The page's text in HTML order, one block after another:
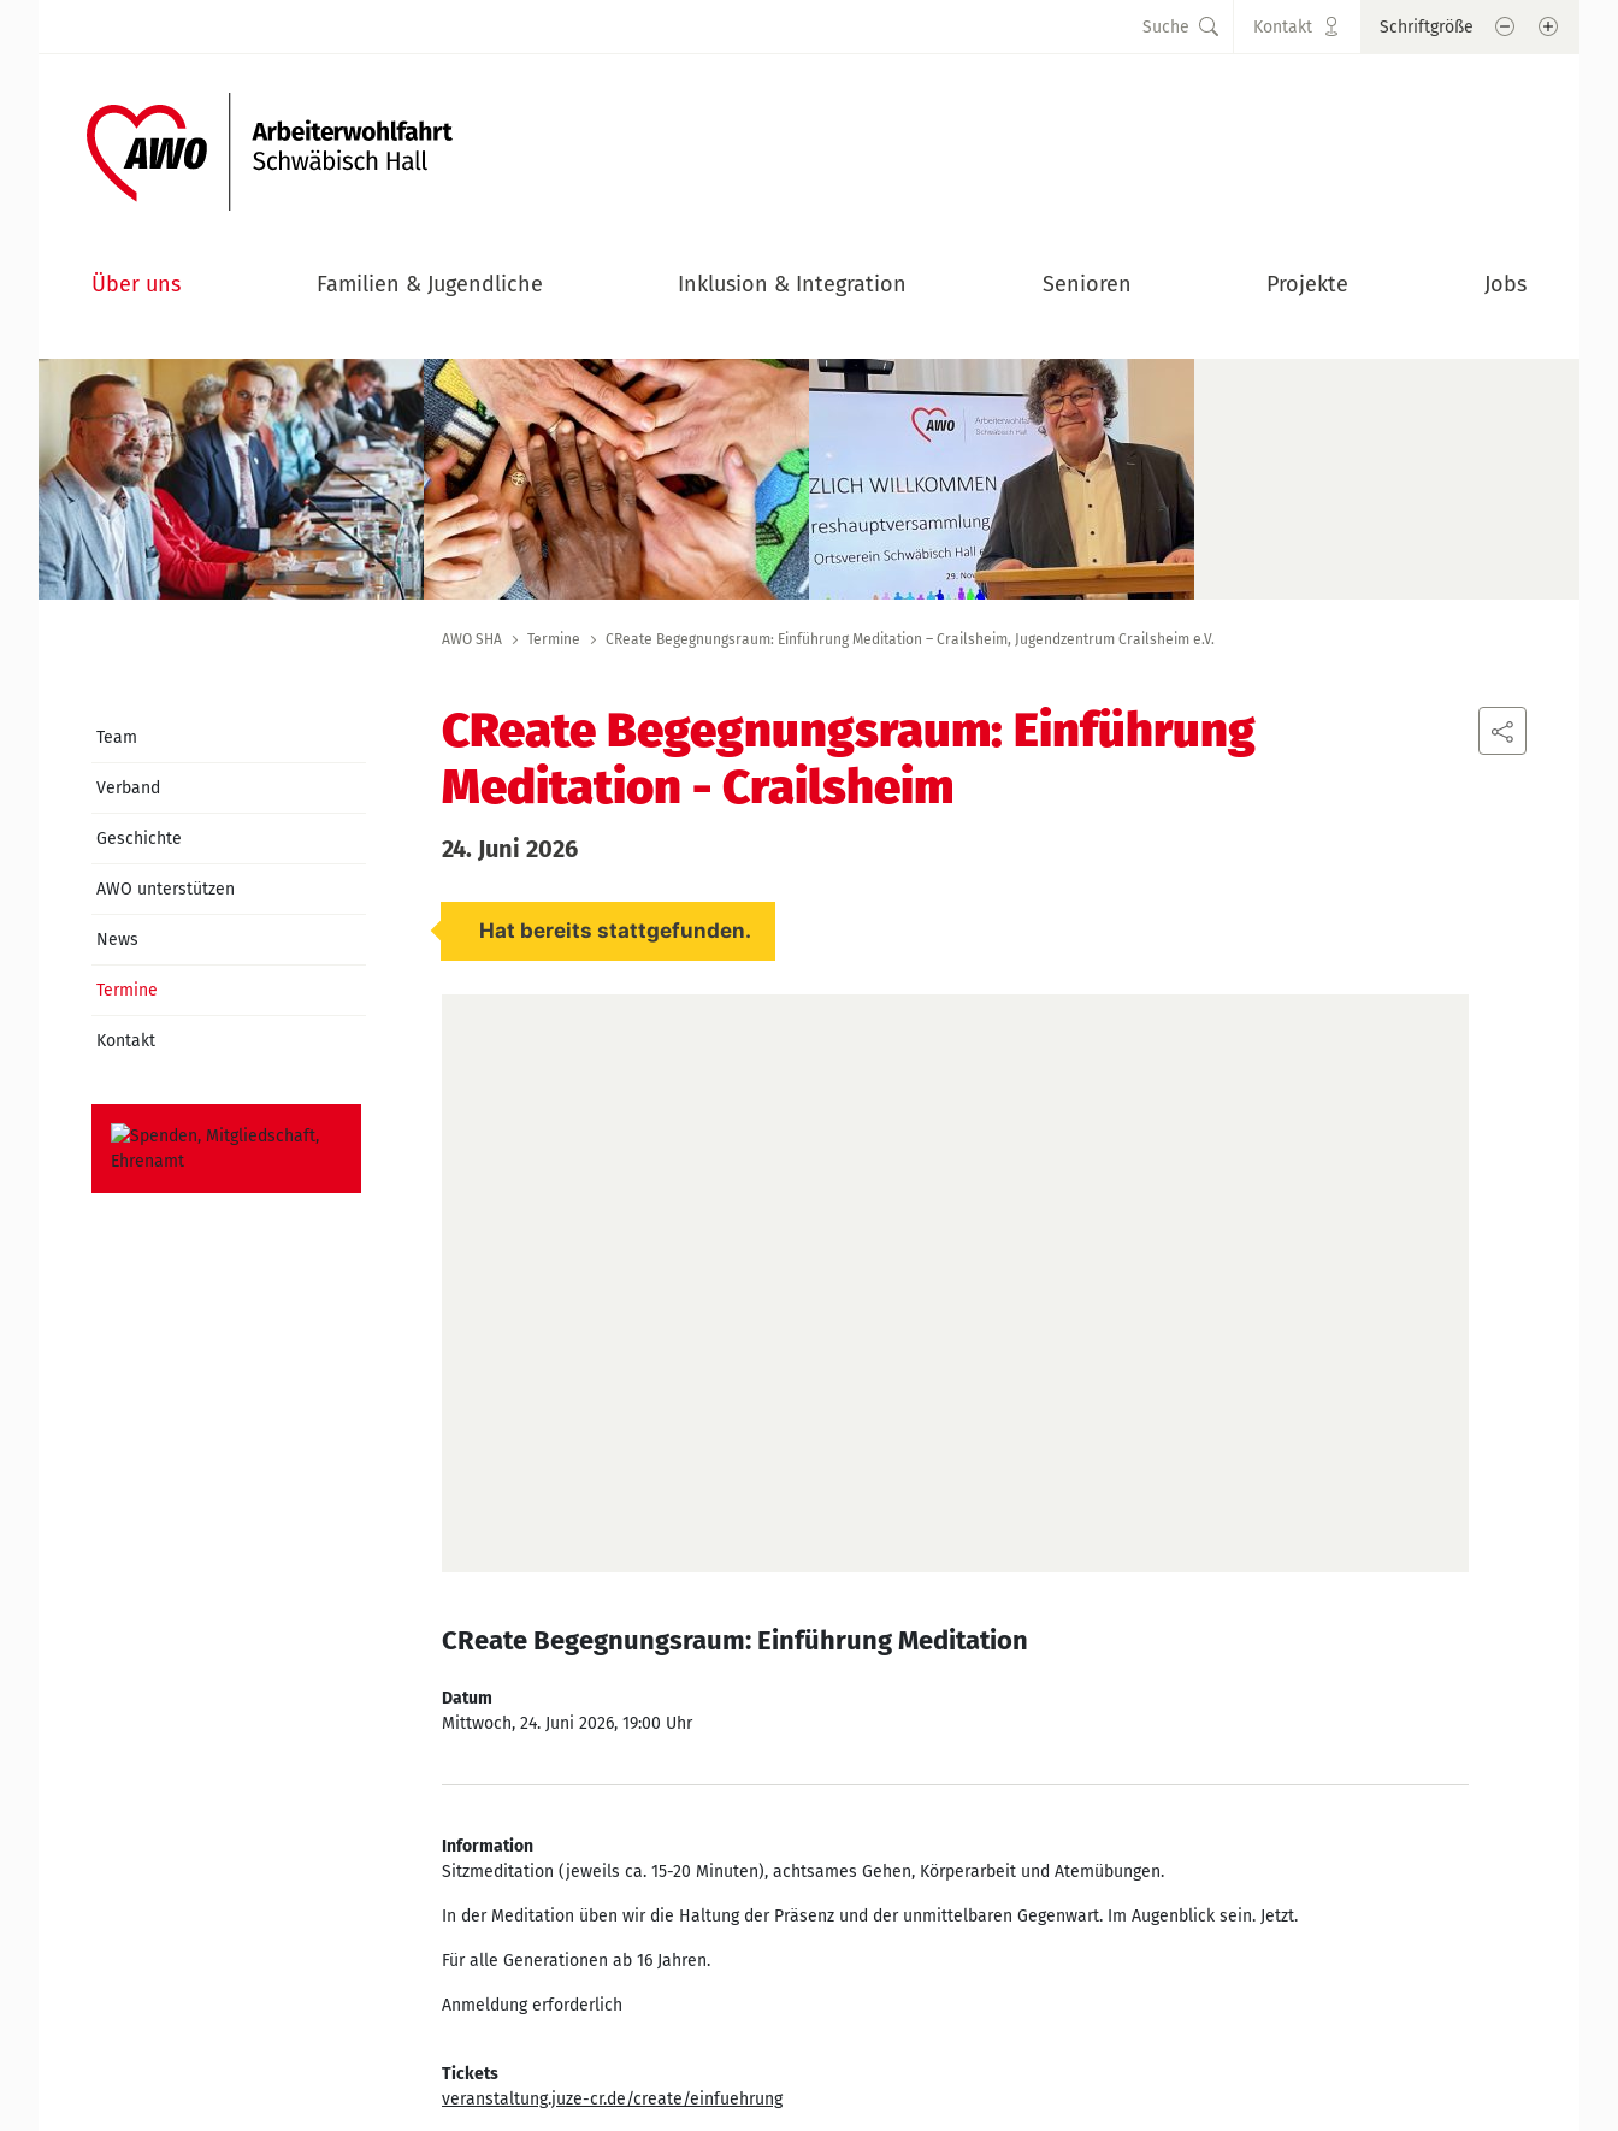
Suche Kontakt Schriftgröße SchriftSchrift
Über uns Familien & Jugendliche Inklusion & Integration Senioren Projekte Jobs
AWO SHA Termine CReate Begegnungsraum: Einführung Meditation – Crailsheim, Jugendzentrum Crailsheim e.V.
CReate Begegnungsraum: Einführung
Meditation - Crailsheim
24. Juni 2026
Hat bereits stattgefunden.
CReate Begegnungsraum: Einführung Meditation
Datum
Mittwoch, 24. Juni 2026, 19:00 Uhr
Information
Sitzmeditation (jeweils ca. 15-20 Minuten), achtsames Gehen, Körperarbeit und Atemübungen.
In der Meditation üben wir die Haltung der Präsenz und der unmittelbaren Gegenwart. Im Augenblick sein. Jetzt.
Für alle Generationen ab 16 Jahren.
Anmeldung erforderlich
Tickets
veranstaltung.juze-cr.de/create/einfuehrung
Team
Verband
Geschichte
AWO unterstützen
News
Termine
Kontakt